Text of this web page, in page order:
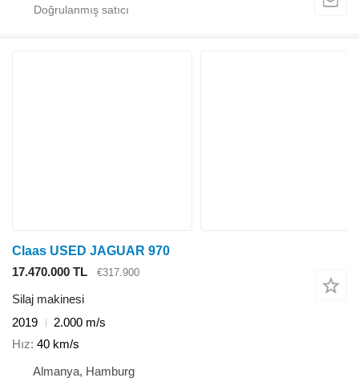
Claas USED JAGUAR 970
17.470.000 TL
€317.900
Silaj makinesi
2019
2.000 m/s
Hız 40 km/s
Almanya, Hamburg